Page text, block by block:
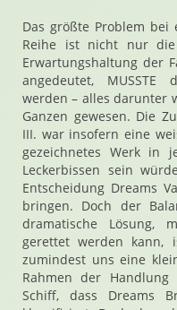
Das größte Problem bei
Reihe ist nicht nur die
Erwartungshaltung der
angedeutet,
werden – alles darunter
Ganzen gewesen. Die
III. war insofern eine
gezeichnetes Werk in
Leckerbissen sein
Entscheidung Dreams
bringen. Doch der
dramatische Lösung,
gerettet werden kann,
zumindest uns eine
Rahmen der
Schiff, dass Dreams